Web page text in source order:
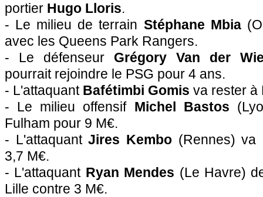
portier Hugo Lloris.
- Le milieu de terrain Stéphane Mbia(
avec les Queens Park Rangers.
- Le défenseur Grégory Van der
pourrait rejoindre le PSG pour 4 ans.
- L'attaquant Bafétimbi Gomis va rester à
- Le milieu offensif Michel Bastos (
Fulham pour 9 M€.
- L'attaquantJires Kembo(Rennes) va
3,7 M€.
- L'attaquant Ryan Mendes (Le Havre)
Lille contre 3 M€.